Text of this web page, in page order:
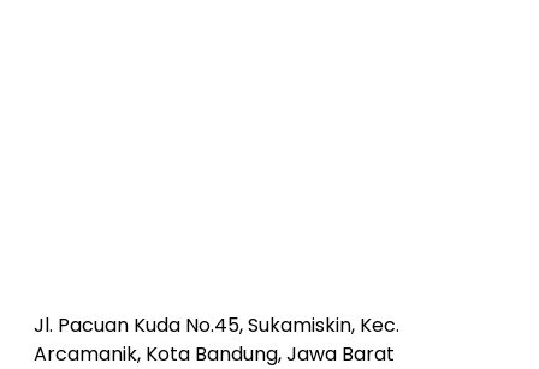
Jl. Pacuan Kuda No.45, Sukamiskin, Kec.
Arcamanik, Kota Bandung, Jawa Barat